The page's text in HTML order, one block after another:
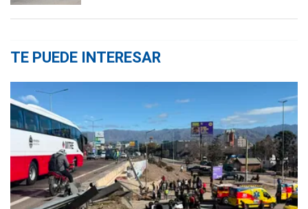
TE PUEDE INTERESAR